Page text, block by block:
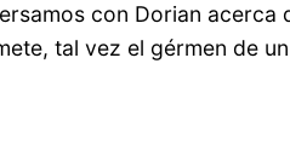
con Dorian acerca
tal vez el gérmen de